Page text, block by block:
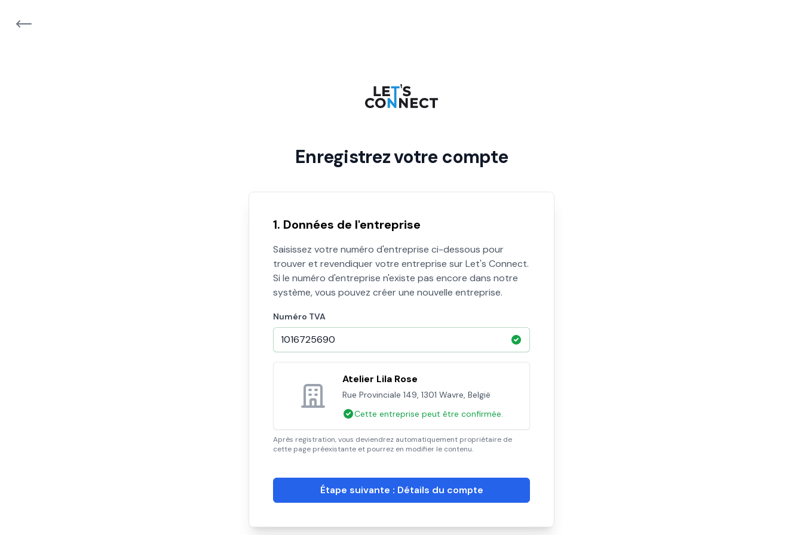
Enregistrez votre compte
1. Données de l'entreprise
Saisissez votre numéro d'entreprise ci-dessous pour
trouver et revendiquer votre entreprise sur Let's Connect.
Si le numéro d'entreprise n'existe pas encore dans notre
système, vous pouvez créer une nouvelle entreprise.
Numéro TVA
Atelier Lila Rose
Rue Provinciale 149, 1301 Wavre, België
Cette entreprise peut être confirmée.
Après registration, vous deviendrez automatiquement propriétaire de
cette page préexistante et pourrez en modifier le contenu.
Étape suivante : Détails du compte